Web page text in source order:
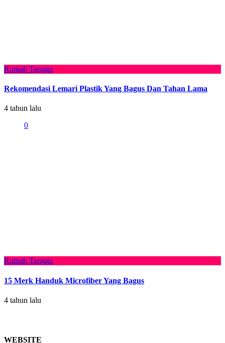
Rumah Tangga
Rekomendasi Lemari Plastik Yang Bagus Dan Tahan Lama
4 tahun lalu
0
Rumah Tangga
15 Merk Handuk Microfiber Yang Bagus
4 tahun lalu
WEBSITE